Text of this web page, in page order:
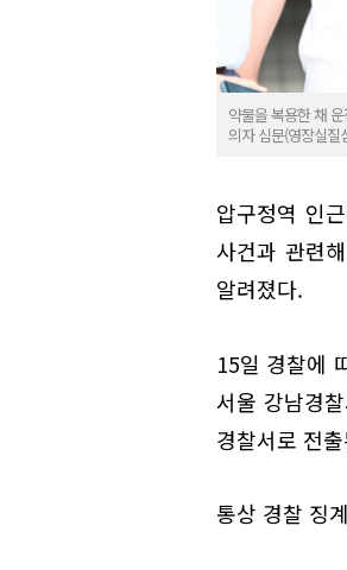
약물을 복용한 채
의자 심문(영장실질
압구정역 인
사건과 관련
알려졌다.
15일 경찰에
서울 강남경
경찰서로 전
통상 경찰 징